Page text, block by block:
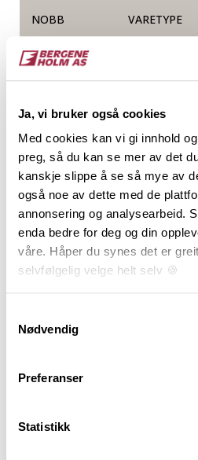
Ja, vi bruker også cookies
Med cookies kan vi gi innhold
preg, så du kan se mer av det
kanskje slippe å se så mye av
også noe av dette med de
annonsering og analysearbeid.
enda bedre for deg og din
våre. Håper du synes det er
selvfølgelig velge helt selv 🍪
Nødvendig
Preferanser
Statistikk
NOBB VARETYPE
60170066
Produktinformasjon
Konstruksjonsvirke, ofte kalt
hensyn til styrke og stivhet
gjeldende standard for
lengdekappet i intervaller,
har avrundede eller fasede
Konstruksjonsvirke er CE og
underlagt 3-part kontroll.
og utføres av kvalifisert
produsert i Norge av PEFC-
bærekraftige skoger og har
bruk. Livsløpsanalyse,
EcoProduct.